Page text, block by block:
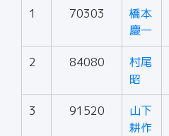
1 70303
橋本
慶一
2 84080
村尾
昭
3 91520
山下
耕作